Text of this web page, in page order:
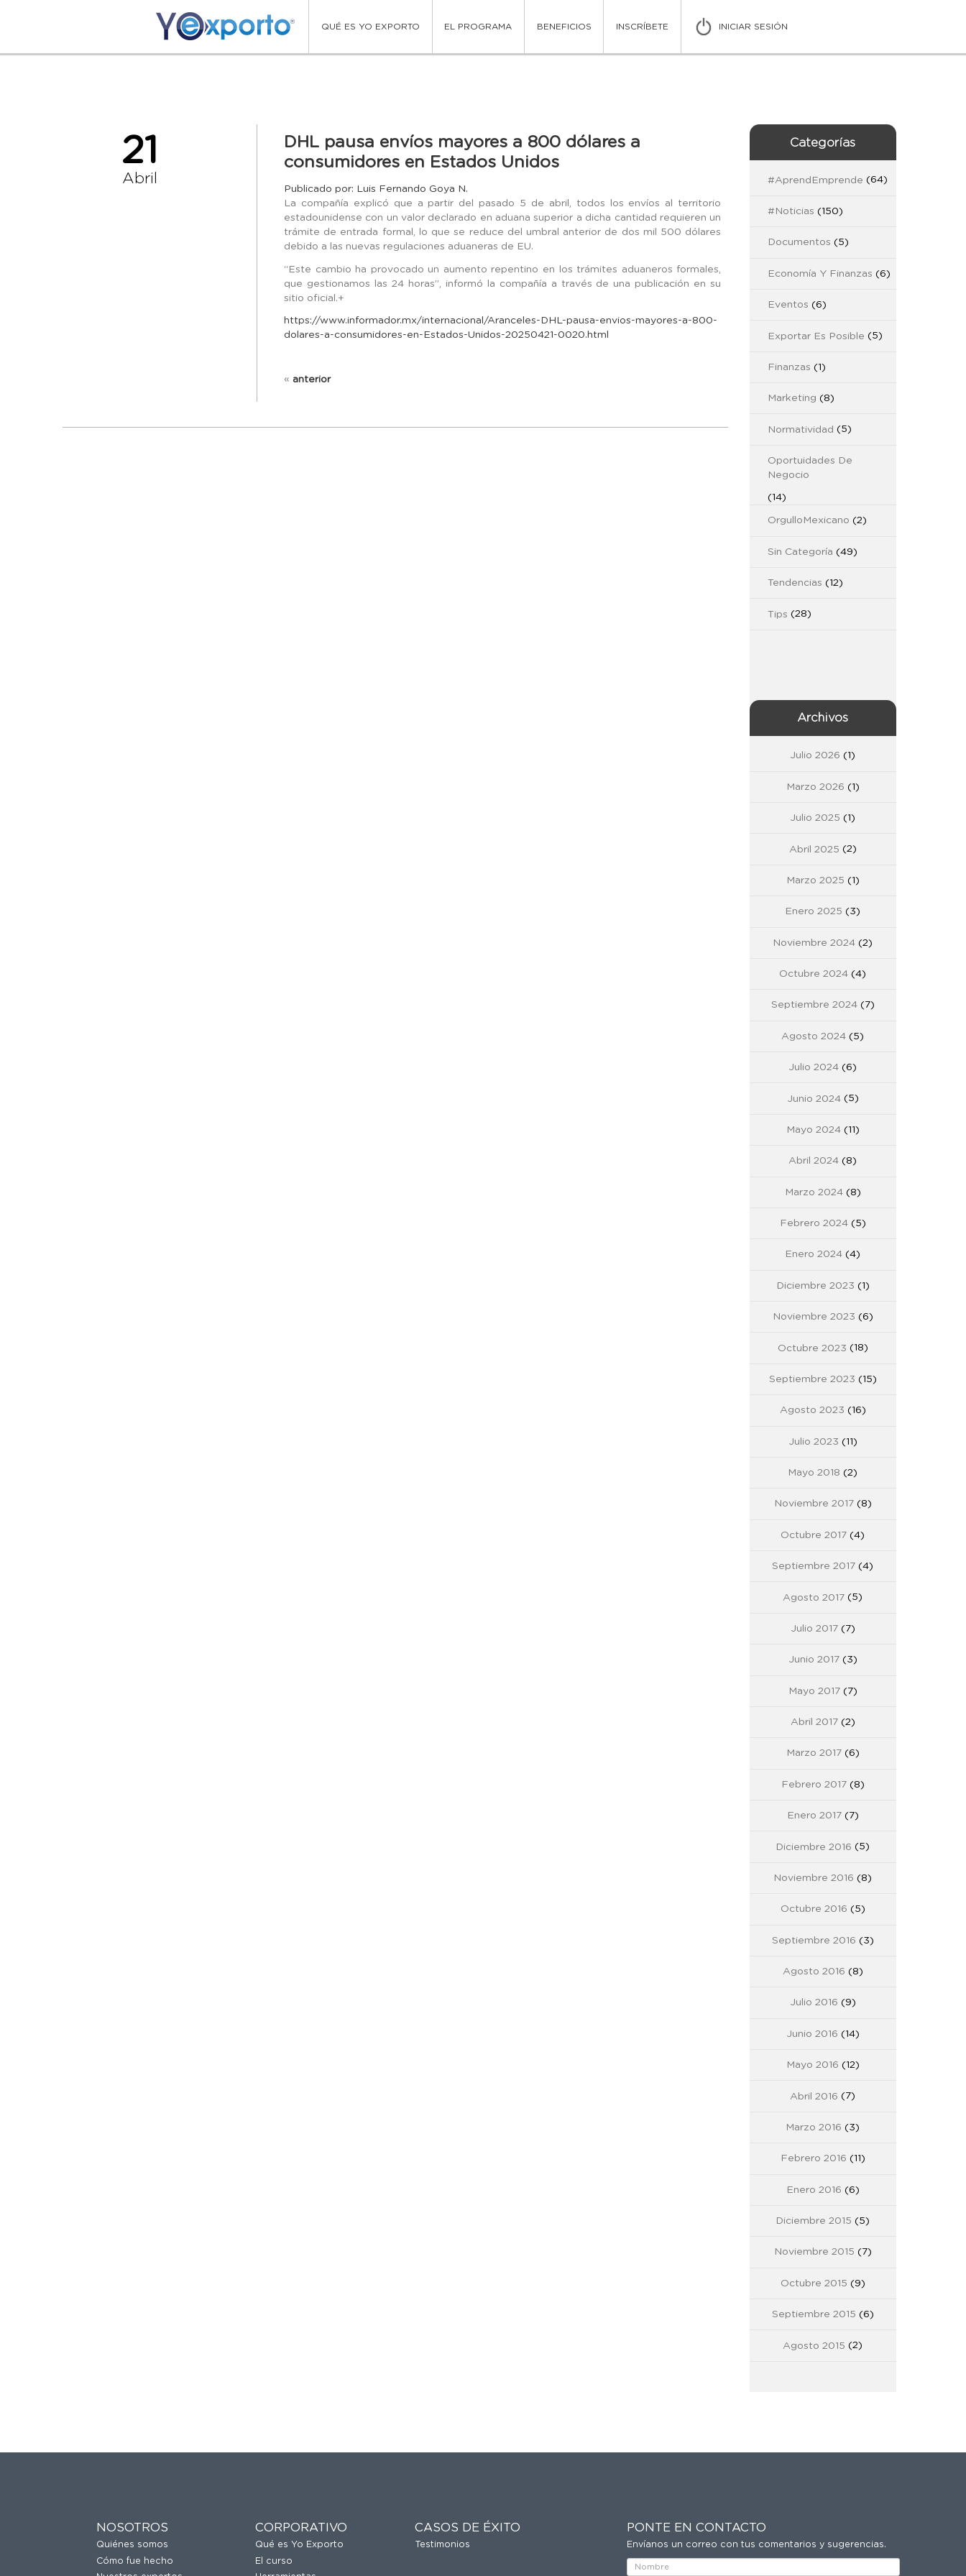
QUÉ ES YO EXPORTO EL PROGRAMA BENEFICIOS INSCRÍBETE INICIAR SESIÓN
21
Abril
DHL pausa envíos mayores a 800 dólares a
consumidores en Estados Unidos
Publicado por: Luis Fernando Goya N.
La compañía explicó que a partir del pasado 5 de abril, todos los envíos al territorio
estadounidense con un valor declarado en aduana superior a dicha cantidad requieren un
trámite de entrada formal, lo que se reduce del umbral anterior de dos mil 500 dólares
debido a las nuevas regulaciones aduaneras de EU.
“Este cambio ha provocado un aumento repentino en los trámites aduaneros formales,
que gestionamos las 24 horas”, informó la compañía a través de una publicación en su
sitio oficial.+
https://www.informador.mx/internacional/Aranceles-DHL-pausa-envios-mayores-a-800-
dolares-a-consumidores-en-Estados-Unidos-20250421-0020.html
« anterior
Categorías
#AprendEmprende (64)
#Noticias (150)
Documentos (5)
Economía Y Finanzas (6)
Eventos (6)
Exportar Es Posible (5)
Finanzas (1)
Marketing (8)
Normatividad (5)
Oportuidades De
Negocio
(14)
OrgulloMexicano (2)
Sin Categoría (49)
Tendencias (12)
Tips (28)
Archivos
Julio 2026 (1)
Marzo 2026 (1)
Julio 2025 (1)
Abril 2025 (2)
Marzo 2025 (1)
Enero 2025 (3)
Noviembre 2024 (2)
Octubre 2024 (4)
Septiembre 2024(7)
Agosto 2024 (5)
Julio 2024 (6)
Junio 2024(5)
Mayo 2024(11)
Abril 2024 (8)
Marzo 2024(8)
Febrero 2024(5)
Enero 2024 (4)
Diciembre 2023 (1)
Noviembre 2023 (6)
Octubre 2023 (18)
Septiembre 2023 (15)
Agosto 2023 (16)
Julio 2023 (11)
Mayo 2018 (2)
Noviembre 2017(8)
Octubre 2017 (4)
Septiembre 2017 (4)
Agosto 2017 (5)
Julio 2017(7)
Junio 2017(3)
Mayo 2017(7)
Abril 2017(2)
Marzo 2017(6)
Febrero 2017(8)
Enero 2017(7)
Diciembre 2016 (5)
Noviembre 2016 (8)
Octubre 2016 (5)
Septiembre 2016 (3)
Agosto 2016 (8)
Julio 2016 (9)
Junio 2016 (14)
Mayo 2016 (12)
Abril 2016 (7)
Marzo 2016 (3)
Febrero 2016 (11)
Enero 2016 (6)
Diciembre 2015 (5)
Noviembre 2015 (7)
Octubre 2015 (9)
Septiembre 2015 (6)
Agosto 2015 (2)
NOSOTROS
Quiénes somos
Cómo fue hecho
CORPORATIVO
Qué es Yo Exporto
El curso
CASOS DE ÉXITO
Testimonios
PONTE EN CONTACTO
Envíanos un correo con tus comentarios y sugerencias.